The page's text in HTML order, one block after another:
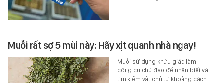
Muỗi rất sợ 5 mùi này: Hãy xịt quanh nhà ngay!
Muỗi sử dụng khứu giác làm
công cụ chủ đạo để nhận biết và
tìm kiếm vật chủ từ khoảng cách